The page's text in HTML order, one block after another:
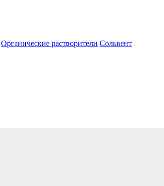
Органические растворители Сольвент